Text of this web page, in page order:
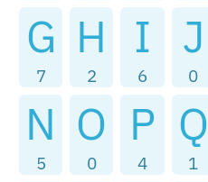
G
7
H
2
I
6
J
0
N
5
O
0
P
4
Q
1